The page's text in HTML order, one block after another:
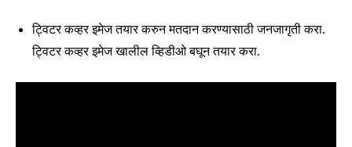
ट्विटर कव्हर इमेज तयार करुन मतदान करण्यासाठी जनजागृती करा.
ट्विटर कव्हर इमेज खालील व्हिडीओ बघून तयार करा.